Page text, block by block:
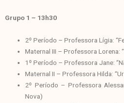
Grupo 1 – 13h30
2º Período – Professora Lígia:
Maternal III – Professora Lorena:
1º Período – Professora Jane:
Maternal II – Professora Hilda:
2º Período – Professora
Nova)